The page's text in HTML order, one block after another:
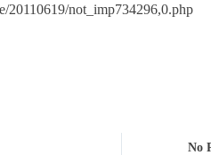
20110619/not_imp734296,0.php
No